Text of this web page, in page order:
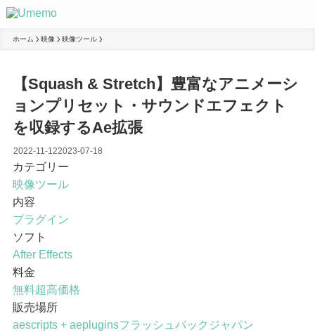
ホーム 映像 映像ツール
【Squash & Stretch】豊富なアニメーシ
ョンプリセット・サウンドエフェクト
を収録するAe拡張
2022-11-122023-07-18
カテゴリー
映像ツール
内容
プラグイン
ソフト
After Effects
料金
無料超高価格
販売場所
aescripts + aepluginsフラッシュバックジャパン